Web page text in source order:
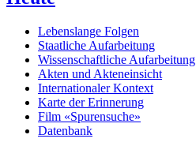
Lebenslange Folgen
Staatliche Aufarbeitung
Wissenschaftliche Aufarbeitung
Akten und Akteneinsicht
Internationaler Kontext
Karte der Erinnerung
Film «Spurensuche»
Datenbank